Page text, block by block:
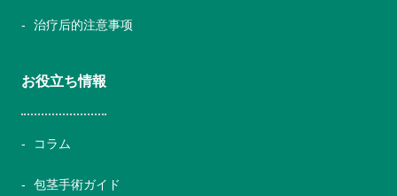
治疗后的注意事项
お役立ち情報
コラム
包茎手術ガイド